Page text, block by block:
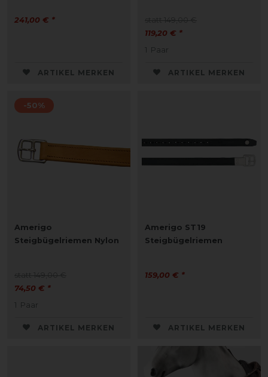
241,00 € *
ARTIKEL MERKEN
119,20 € *
1 Paar
ARTIKEL MERKEN
-50%
Amerigo
Steigbügelriemen Nylon
74,50 € *
1 Paar
ARTIKEL MERKEN
Amerigo ST19
Steigbügelriemen
159,00 € *
ARTIKEL MERKEN